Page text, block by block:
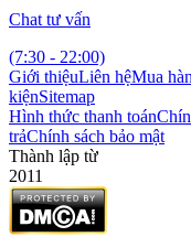
Chat tư vấn
(7:30 - 22:00)
Giới thiệuLiên hệMua
kiệnSitemap
Hình thức thanh toán
trảChính sách bảo mật
Thành lập từ
2011